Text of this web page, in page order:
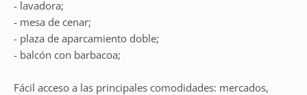
- lavadora;
- mesa de cenar;
- plaza de aparcamiento doble;
- balcón con barbacoa;
Fácil acceso a las principales comodidades: mercados,